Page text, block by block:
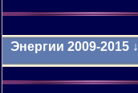
Энергии 2009-2015 ↓